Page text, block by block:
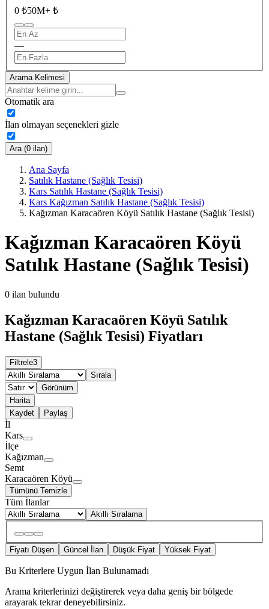
0 ₺50M+ ₺
—
Arama Kelimesi
Otomatik ara
İlan olmayan seçenekleri gizle
Ara (0 ilan)
Ana Sayfa
Satılık Hastane (Sağlık Tesisi)
Kars Satılık Hastane (Sağlık Tesisi)
Kars Kağızman Satılık Hastane (Sağlık Tesisi)
Kağızman Karacaören Köyü Satılık Hastane (Sağlık Tesisi)
Kağızman Karacaören Köyü
Satılık Hastane (Sağlık Tesisi)
0 ilan bulundu
Kağızman Karacaören Köyü Satılık
Hastane (Sağlık Tesisi) Fiyatları
Filtrele3
Sırala
Görünüm
Harita
Kaydet
Paylaş
İl
Kars
İlçe
Kağızman
Semt
Karacaören Köyü
Tümünü Temizle
Tüm İlanlar
Akıllı Sıralama
Fiyatı Düşen Güncel İlan Düşük Fiyat Yüksek Fiyat
Bu Kriterlere Uygun İlan Bulunamadı
Arama kriterlerinizi değiştirerek veya daha geniş bir bölgede
arayarak tekrar deneyebilirsiniz.